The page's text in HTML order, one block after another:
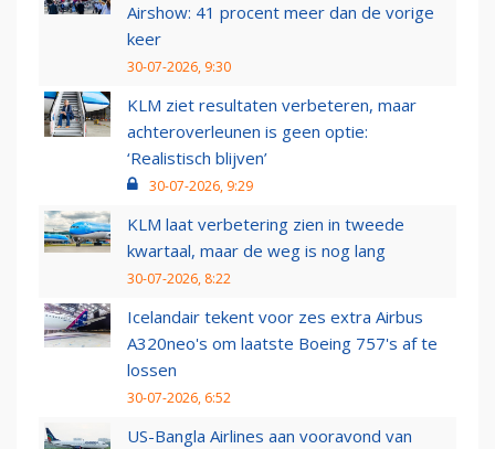
Airshow: 41 procent meer dan de vorige
keer
30-07-2026, 9:30
KLM ziet resultaten verbeteren, maar
achteroverleunen is geen optie:
‘Realistisch blijven’
30-07-2026, 9:29
KLM laat verbetering zien in tweede
kwartaal, maar de weg is nog lang
30-07-2026, 8:22
Icelandair tekent voor zes extra Airbus
A320neo's om laatste Boeing 757's af te
lossen
30-07-2026, 6:52
US-Bangla Airlines aan vooravond van